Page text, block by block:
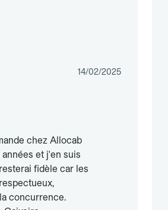
14/02/2025
chez Allocab
et j'en suis
fidèle car les
concurrence.